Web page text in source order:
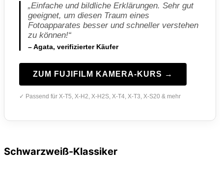
„Einfache und bildliche Erklärungen. Sehr gut
geeignet, um diesen Traum eines
Fotoapparates besser und schneller verstehen
zu können!“
– Agata, verifizierter Käufer
ZUM FUJIFILM KAMERA-KURS →
✓ Passend für X-T5, X-H2, X-H2S, X-T4, X-T3, X-S20 & mehr
Schwarzweiß-Klassiker